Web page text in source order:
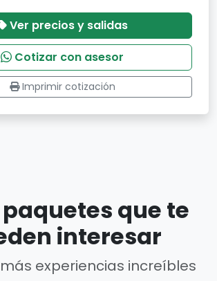
Ver precios y salidas
Cotizar con asesor
Imprimir cotización
que te
interesar
experiencias increíbles